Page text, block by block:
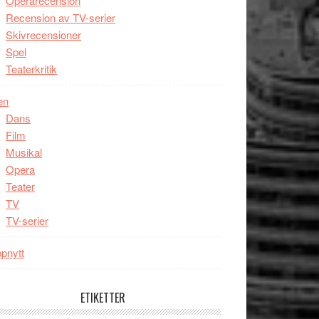
Recension av TV-serier
Skivrecensioner
Spel
Teaterkritik
Dans
Film
Musikal
Opera
Teater
TV
TV-serier
ETIKETTER